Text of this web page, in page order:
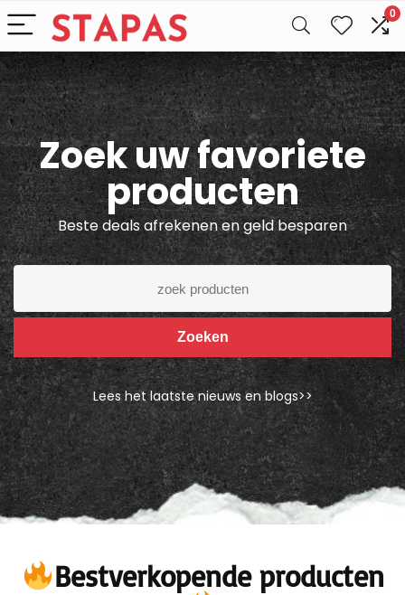
0
Zoek uw favoriete
producten
Beste deals afrekenen en geld besparen
Zoeken
Lees het laatste nieuws en blogs>>
Bestverkopende producten